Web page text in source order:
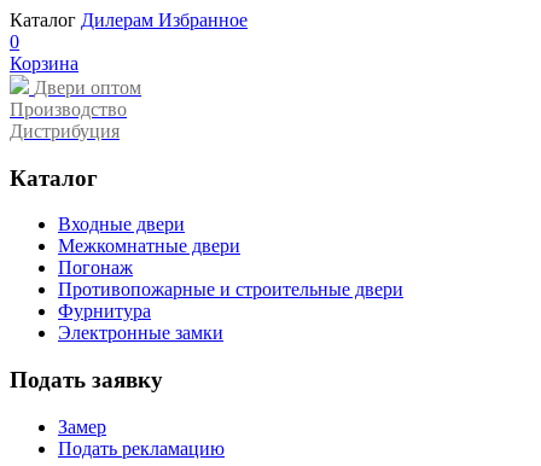
Каталог Дилерам Избранное
0
Корзина
Двери оптом
Производство
Дистрибуция
Каталог
Входные двери
Межкомнатные двери
Погонаж
Противопожарные и строительные двери
Фурнитура
Электронные замки
Подать заявку
Замер
Подать рекламацию